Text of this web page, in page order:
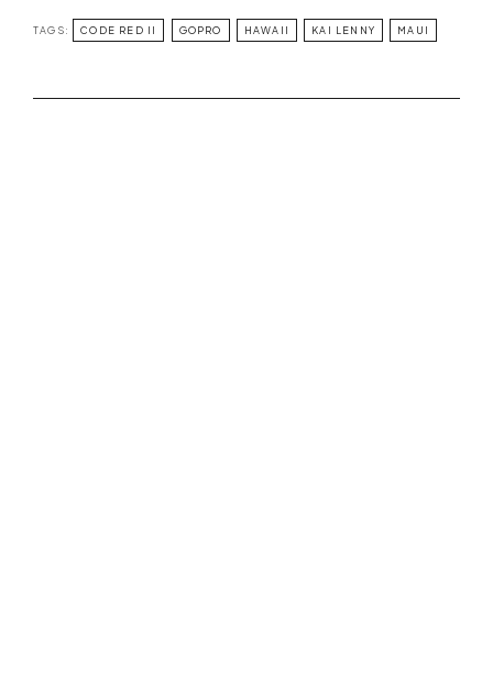
TAGS: CODE RED II GOPRO HAWAII KAI LENNY MAUI